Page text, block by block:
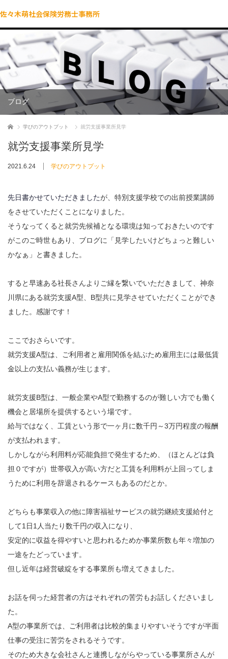
佐々木萌社会保険労務士事務所
ブログ
ホーム 学びのアウトプット 就労支援事業所見学
就労支援事業所見学
2021.6.24 学びのアウトプット
先日書かせていただきましたが、特別支援学校での出前授業講師
をさせていただくことになりました。
そうなってくると就労先候補となる環境は知っておきたいのです
がこのご時世もあり、ブログに「見学したいけどちょっと難しい
かなぁ」と書きました。
すると早速ある社長さんよりご縁を繋いでいただきまして、神奈
川県にある就労支援A型、B型共に見学させていただくことができ
ました。感謝です！
ここでおさらいです。
就労支援A型は、ご利用者と雇用関係を結ぶため雇用主には最低賃
金以上の支払い義務が生じます。
就労支援B型は、一般企業やA型で勤務するのが難しい方でも働く
機会と居場所を提供するという場です。
給与ではなく、工賃という形で一ヶ月に数千円～3万円程度の報酬
が支払われます。
しかしながら利用料が応能負担で発生するため、（ほとんどは負
担０ですが）世帯収入が高い方だと工賃を利用料が上回ってしま
うために利用を辞退されるケースもあるのだとか。
どちらも事業収入の他に障害福祉サービスの就労継続支援給付と
して1日1人当たり数千円の収入になり、
安定的に収益を得やすいと思われるためか事業所数も年々増加の
一途をたどっています。
但し近年は経営破綻をする事業所も増えてきました。
お話を伺った経営者の方はそれぞれの苦労もお話しくださいまし
た。
A型の事業所では、ご利用者は比較的集まりやすいそうですが半面
仕事の受注に苦労をされるそうです。
そのため大きな会社さんと連携しながらやっている事業所さんが